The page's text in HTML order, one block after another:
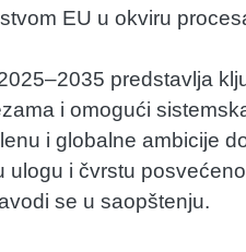
EU u okviru
predstavlja
i omogući
i globalne ambicije
i čvrstu
se u saopštenju.